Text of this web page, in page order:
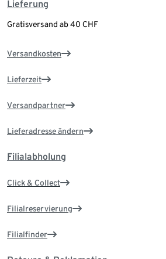
Lieferung
Gratisversand ab 40 CHF
Versandkosten
Lieferzeit
Versandpartner
Lieferadresse ändern
Filialabholung
Click & Collect
Filialreservierung
Filialfinder